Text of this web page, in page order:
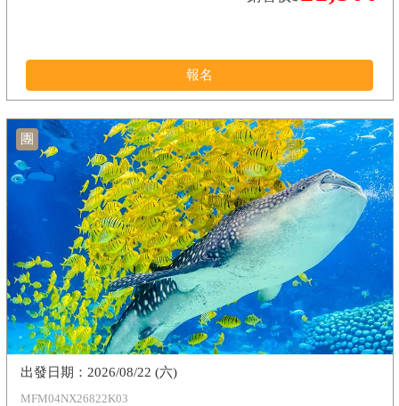
報名
團
MFM04NX26822K03
2026/08/22 (六)